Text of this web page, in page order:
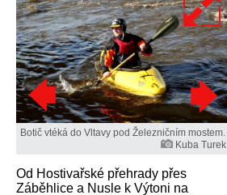
Botič vtéká do Vltavy pod Železničním mostem.
Kuba Turek
Od Hostivařské přehrady přes
Záběhlice a Nusle k Výtoni na